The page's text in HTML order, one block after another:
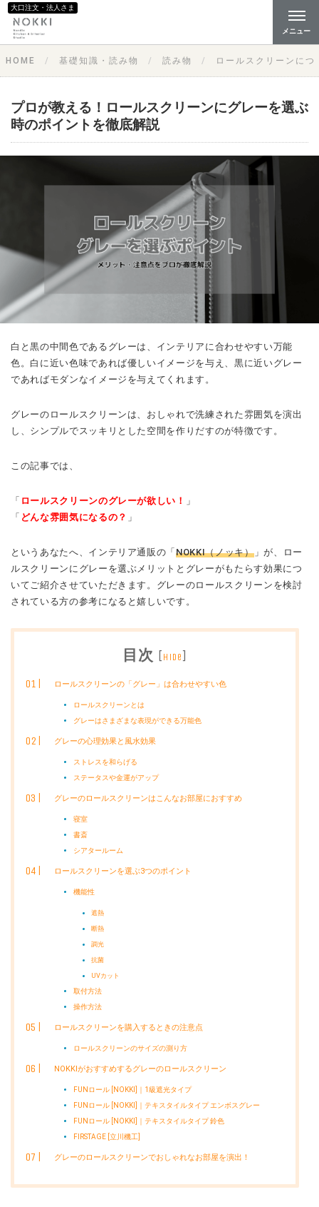
大口注文・法人さま
メニュー
HOME 基礎知識・読み物 読み物 ロールスクリーンにつ
プロが教える！ロールスクリーンにグレーを選ぶ
時のポイントを徹底解説
白と黒の中間色であるグレーは、インテリアに合わせやすい万能
色。白に近い色味であれば優しいイメージを与え、黒に近いグレー
であればモダンなイメージを与えてくれます。
グレーのロールスクリーンは、おしゃれで洗練された雰囲気を演出
し、シンプルでスッキリとした空間を作りだすのが特徴です。
この記事では、
「 ロールスクリーンのグレーが欲しい！
」
「 どんな雰囲気になるの？ 」
というあなたへ、インテリア通販の「NOKKI（ノッキ）」が、ロー
ルスクリーンにグレーを選ぶメリットとグレーがもたらす効果につ
いてご紹介させていただきます。グレーのロールスクリーンを検討
されている方の参考になると嬉しいです。
目次 [hide]
ロールスクリーンの「グレー」は合わせやすい色
ロールスクリーンとは
グレーはさまざまな表現ができる万能色
グレーの心理効果と風水効果
ストレスを和らげる
ステータスや金運がアップ
グレーのロールスクリーンはこんなお部屋におすすめ
寝室
書斎
シアタールーム
ロールスクリーンを選ぶ3つのポイント
機能性
遮熱
断熱
調光
抗菌
UVカット
取付方法
操作方法
ロールスクリーンを購入するときの注意点
ロールスクリーンのサイズの測り方
NOKKIがおすすめするグレーのロールスクリーン
FUNロール [NOKKI]｜1級遮光タイプ
FUNロール [NOKKI]｜テキスタイルタイプ エンボスグレー
FUNロール [NOKKI]｜テキスタイルタイプ 鈴色
FIRSTAGE [立川機工]
グレーのロールスクリーンでおしゃれなお部屋を演出！